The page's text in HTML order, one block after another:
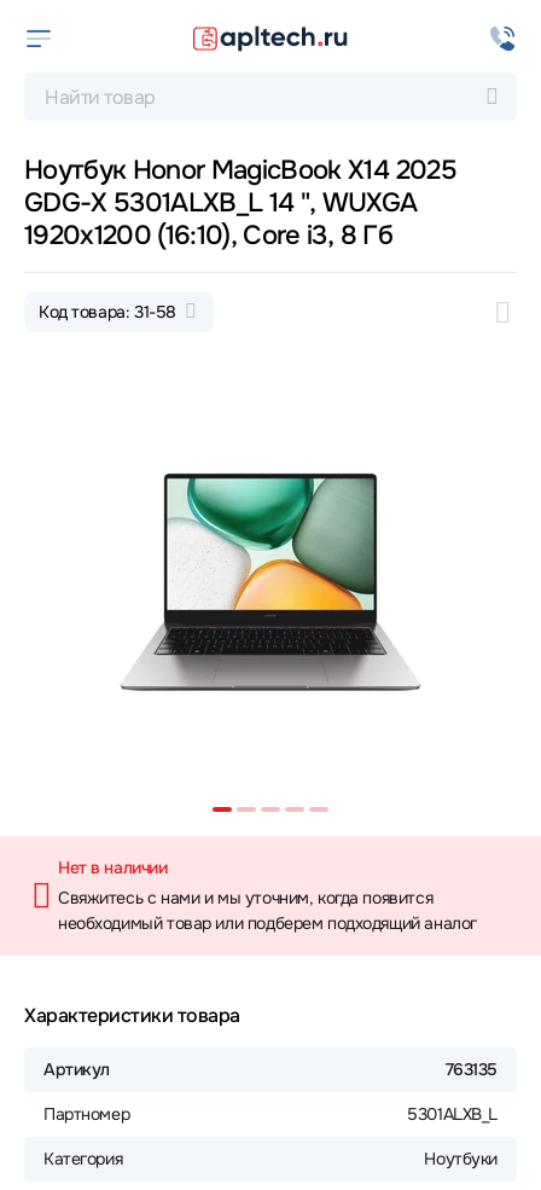
Ноутбук Honor MagicBook X14 2025
GDG-X 5301ALXB_L 14 ", WUXGA
1920x1200 (16:10), Core i3, 8 Гб
Код товара: 31-58
Нет в наличии
Свяжитесь с нами и мы уточним, когда появится
необходимый товар или подберем подходящий аналог
Характеристики товара
Артикул 763135
Партномер 5301ALXB_L
Категория Ноутбуки